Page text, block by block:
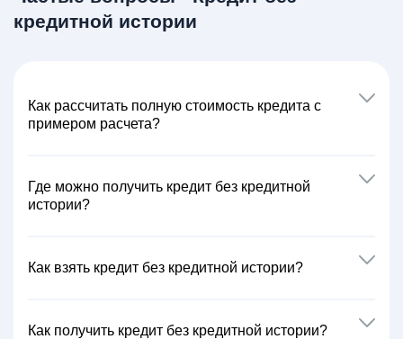
кредитной истории
Как расcчитать полную стоимость кредита с
примером расчета?
Где можно получить кредит без кредитной
истории?
Как взять кредит без кредитной истории?
Как получить кредит без кредитной истории?